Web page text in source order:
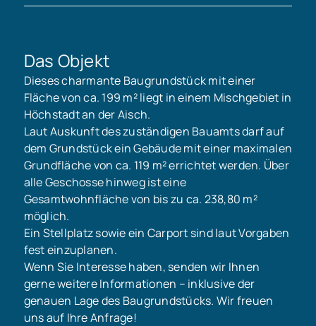
Das Objekt
Dieses charmante Baugrundstück mit einer
Fläche von ca. 199 m² liegt in einem Mischgebiet in
Höchstadt an der Aisch.
Laut Auskunft des zuständigen Bauamts darf auf
dem Grundstück ein Gebäude mit einer maximalen
Grundfläche von ca. 119 m² errichtet werden. Über
alle Geschosse hinweg ist eine
Gesamtwohnfläche von bis zu ca. 238,80 m²
möglich.
Ein Stellplatz sowie ein Carport sind laut Vorgaben
fest einzuplanen.
Wenn Sie Interesse haben, senden wir Ihnen
gerne weitere Informationen – inklusive der
genauen Lage des Baugrundstücks. Wir freuen
uns auf Ihre Anfrage!